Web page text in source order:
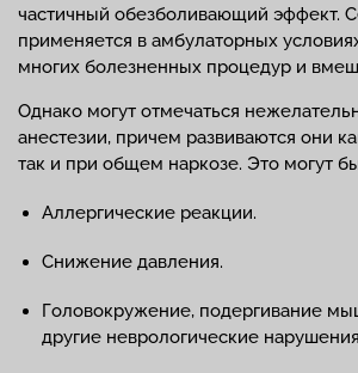
частичный обезболивающий эффект.
применяется в амбулаторных
многих болезненных процедур и
Однако могут отмечаться
анестезии, причем развиваются они
так и при общем наркозе. Это могут
Аллергические реакции.
Снижение давления.
Головокружение, подергивание
другие неврологические